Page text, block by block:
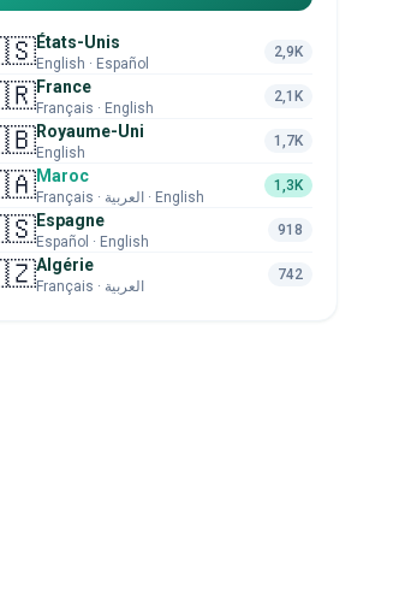
États-Unis
English · Español
2,9K
France
Français · English
2,1K
Royaume-Uni
English
1,7K
Maroc
Français · العربية · English
1,3K
Espagne
Español · English
918
Algérie
Français · العربية
742